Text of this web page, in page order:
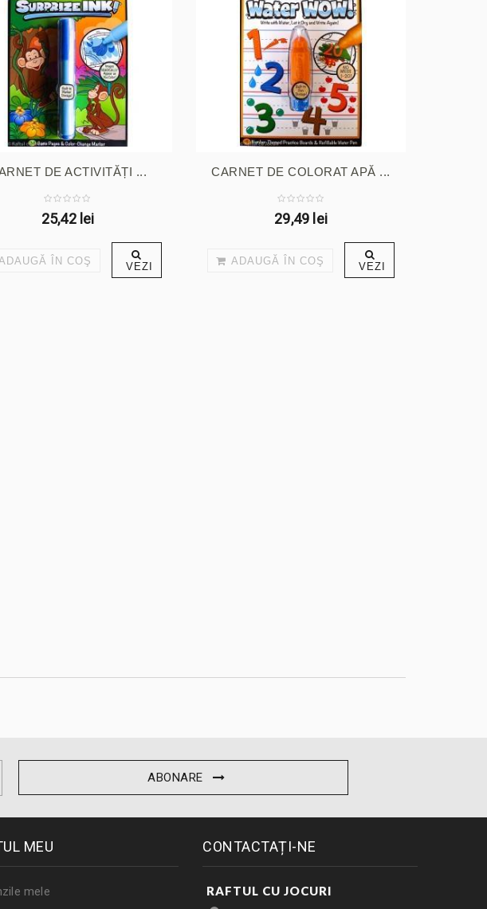
DE ACTIVITĂȚI ...
25,42 lei
ÎN COŞ VEZI
CARNET DE COLORAT APĂ ...
29,49 lei
ADAUGĂ ÎN COŞ VEZI
ABONARE
MEU
mele
CONTACTAȚI-NE
RAFTUL CU JOCURI